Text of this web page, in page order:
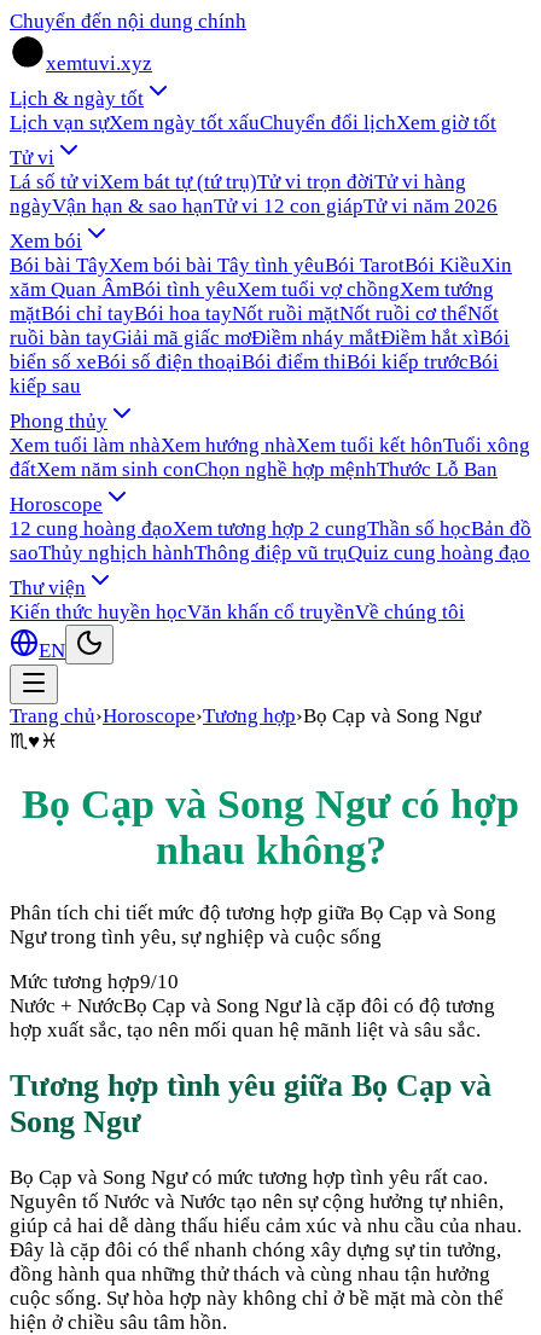
Chuyển đến nội dung chính
xemtuvi.xyz
Lịch & ngày tốt
Lịch vạn sựXem ngày tốt xấuChuyển đổi lịchXem giờ tốt
Tử vi
Lá số tử viXem bát tự (tứ trụ)Tử vi trọn đờiTử vi hàng
ngàyVận hạn & sao hạnTử vi 12 con giápTử vi năm 2026
Xem bói
Bói bài TâyXem bói bài Tây tình yêuBói TarotBói KiềuXin
xăm Quan ÂmBói tình yêuXem tuổi vợ chồngXem tướng
mặtBói chỉ tayBói hoa tayNốt ruồi mặtNốt ruồi cơ thểNốt
ruồi bàn tayGiải mã giấc mơĐiềm nháy mắtĐiềm hắt xìBói
biển số xeBói số điện thoạiBói điểm thiBói kiếp trướcBói
kiếp sau
Phong thủy
Xem tuổi làm nhàXem hướng nhàXem tuổi kết hônTuổi xông
đấtXem năm sinh conChọn nghề hợp mệnhThước Lỗ Ban
Horoscope
12 cung hoàng đạoXem tương hợp 2 cungThần số họcBản đồ
saoThủy nghịch hànhThông điệp vũ trụQuiz cung hoàng đạo
Thư viện
Kiến thức huyền họcVăn khấn cổ truyềnVề chúng tôi
EN
Trang chủ›Horoscope›Tương hợp›Bọ Cạp và Song Ngư
♏♥♓
Bọ Cạp và Song Ngưcó hợp
nhau không?
Phân tích chi tiết mức độ tương hợp giữa Bọ Cạp và Song
Ngưtrong tình yêu, sự nghiệp và cuộc sống
Mức tương hợp9/10
Nước + NướcBọ Cạp và Song Ngư là cặp đôi có độ tương
hợp xuất sắc, tạo nên mối quan hệ mãnh liệt và sâu sắc.
Tương hợp tình yêu giữa Bọ Cạp và
Song Ngư
Bọ Cạp và Song Ngư có mức tương hợp tình yêu rất cao.
Nguyên tố Nước và Nước tạo nên sự cộng hưởng tự nhiên,
giúp cả hai dễ dàng thấu hiểu cảm xúc và nhu cầu của nhau.
Đây là cặp đôi có thể nhanh chóng xây dựng sự tin tưởng,
đồng hành qua những thử thách và cùng nhau tận hưởng
cuộc sống. Sự hòa hợp này không chỉ ở bề mặt mà còn thể
hiện ở chiều sâu tâm hồn.